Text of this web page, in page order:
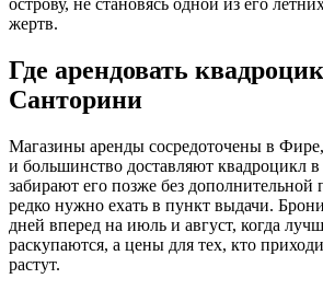
жертв.
Где арендовать
Санторини
Магазины аренды сосредоточены в
и большинство доставляют квадроцикл
забирают его позже без
редко нужно ехать в пункт выдачи.
дней вперед на июль и август, когда
раскупаются, а цены для тех, кто
растут.